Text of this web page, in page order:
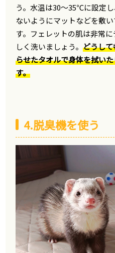
う。水温は30〜35℃に設定
ないようにマットなどを敷
す。フェレットの肌は非常
しく洗いましょう。どうし
らせたタオルで身体を拭い
す。
4.脱臭機を使う